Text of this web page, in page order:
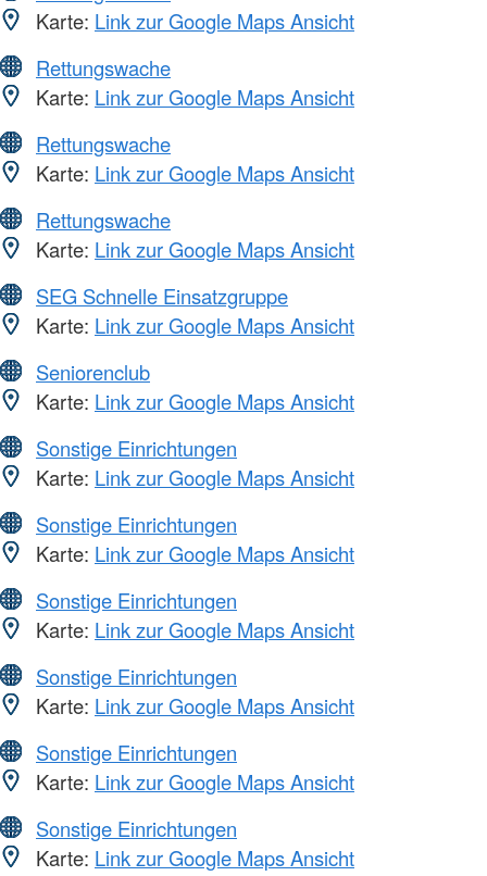
Karte: Link zur Google Maps Ansicht
Rettungswache
Karte: Link zur Google Maps Ansicht
Rettungswache
Karte: Link zur Google Maps Ansicht
Rettungswache
Karte: Link zur Google Maps Ansicht
SEG Schnelle Einsatzgruppe
Karte: Link zur Google Maps Ansicht
Seniorenclub
Karte: Link zur Google Maps Ansicht
Sonstige Einrichtungen
Karte: Link zur Google Maps Ansicht
Sonstige Einrichtungen
Karte: Link zur Google Maps Ansicht
Sonstige Einrichtungen
Karte: Link zur Google Maps Ansicht
Sonstige Einrichtungen
Karte: Link zur Google Maps Ansicht
Sonstige Einrichtungen
Karte: Link zur Google Maps Ansicht
Sonstige Einrichtungen
Karte: Link zur Google Maps Ansicht